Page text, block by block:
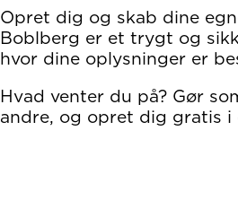
Opret dig og skab dine
Boblberg er et trygt og
hvor dine oplysninger er
Hvad venter du på? Gør
andre, og opret dig gratis i